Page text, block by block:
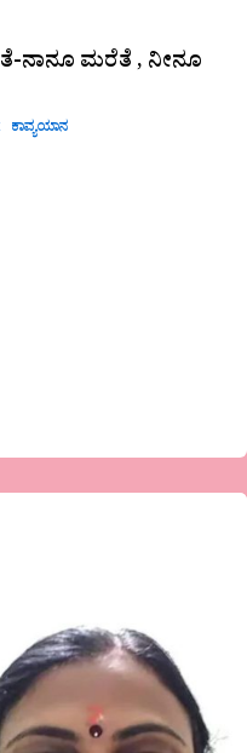
ನಾನೂ ಮರೆತೆ , ನೀನೂ
ಕಾವ್ಯಯಾನ